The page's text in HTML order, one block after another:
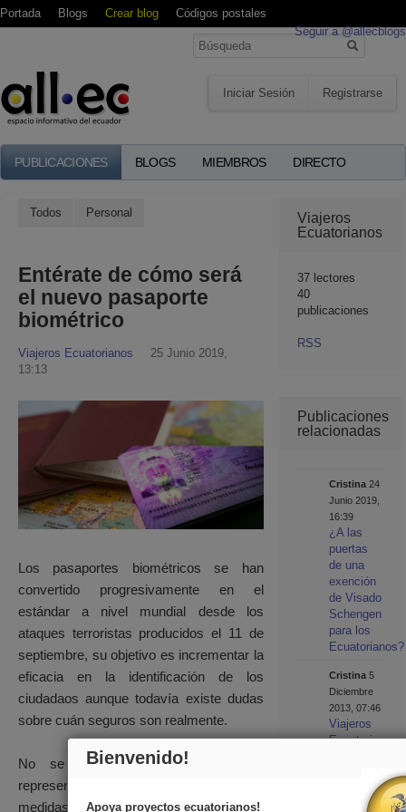
Portada Blogs Crear blog
Códigos postales
Seguir a @allecblogs
Iniciar Sesión Registrarse
PUBLICACIONES BLOGS MIEMBROS DIRECTO
Todos Personal
Entérate de cómo será
el nuevo pasaporte
biométrico
Viajeros Ecuatorianos
25 Junio 2019,
13:13
Los pasaportes biométricos se han
convertido progresivamente en el
estándar a nivel mundial desde los
ataques terroristas producidos el 11 de
septiembre, su objetivo es incrementar la
eficacia en la identificación de los
ciudadaos aunque todavía existe dudas
sobre cuán seguros son realmente.
No se discute el incremento que
representan en cuanto a la toma de
medidas biométricas pero si se han
Viajeros
Ecuatorianos
37lectores
40
publicaciones
RSS
Publicaciones
relacionadas
Cristina 24
Junio 2019,
16:39
¿A las
puertas
de una
exención
de Visado
Schengen
para los
Ecuatorianos?
Cristina 5
Diciembre
2013, 07:46
Viajeros
Ecuatorianos:
Ecuatorianos
Bienvenido!
Apoya proyectos ecuatorianos!